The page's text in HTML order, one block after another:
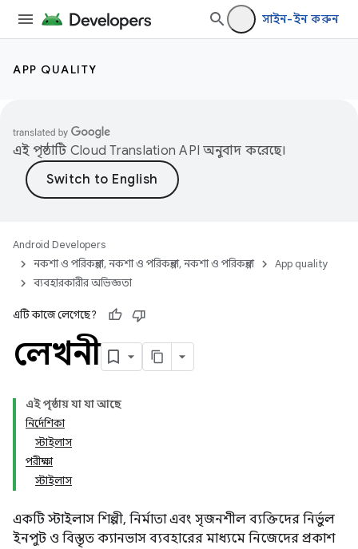
সাইন-ইন করুন
APP QUALITY
এই পৃষ্ঠাটি Cloud Translation API অনুবাদ করেছে।
Android Developers
নকশা ও পরিকল্পনা, নকশা ও পরিকল্পনা, নকশা ও পরিকল্পনা
App quality
ব্যবহারকারীর অভিজ্ঞতা
এটি কাজে লেগেছে?
লেখনী
এই পৃষ্ঠায় যা যা আছে
নির্দেশিকা
স্টাইলাস
পরীক্ষা
স্টাইলাস
একটি স্টাইলাস শিল্পী, নির্মাতা এবং সৃজনশীল ব্যক্তিদের নির্ভুল
ইনপুট ও বিস্তৃত ক্যানভাস ব্যবহারের মাধ্যমে নিজেদের প্রকাশ